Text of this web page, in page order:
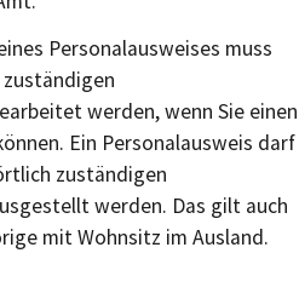
Personalausweises muss
werden, wenn Sie einen
Ein Personalausweis darf
zuständigen
werden. Das gilt auch
mit Wohnsitz im Ausland.